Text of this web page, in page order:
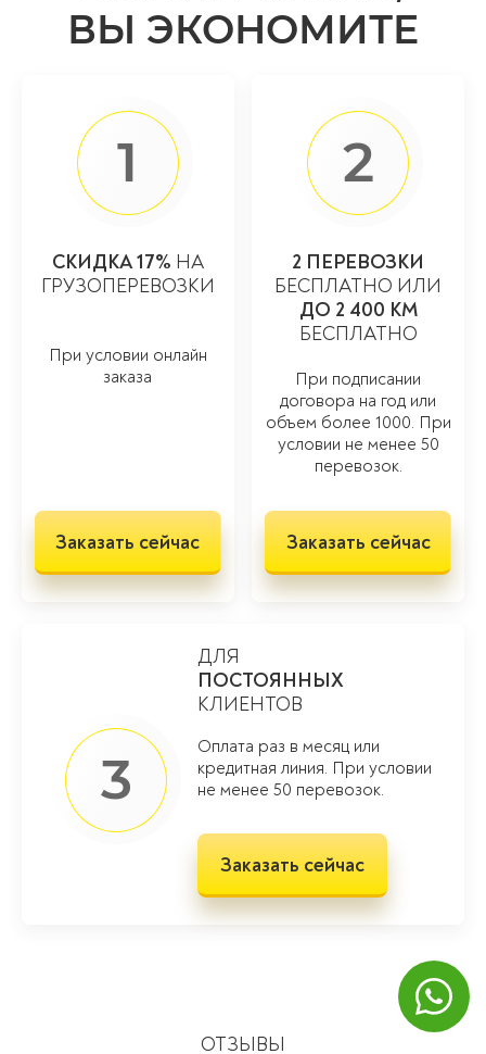
ВЫ ЭКОНОМИТЕ
1
СКИДКА 17% НА
ГРУЗОПЕРЕВОЗКИ
При условии онлайн
заказа
Заказать сейчас
2
2 ПЕРЕВОЗКИ
БЕСПЛАТНО ИЛИ
ДО 2 400 КМ
БЕСПЛАТНО
При подписании
договора на год или
объем более 1000. При
условии не менее 50
перевозок.
Заказать сейчас
3
ДЛЯ
ПОСТОЯННЫХ
КЛИЕНТОВ
Оплата раз в месяц или
кредитная линия. При условии
не менее 50 перевозок.
Заказать сейчас
ОТЗЫВЫ